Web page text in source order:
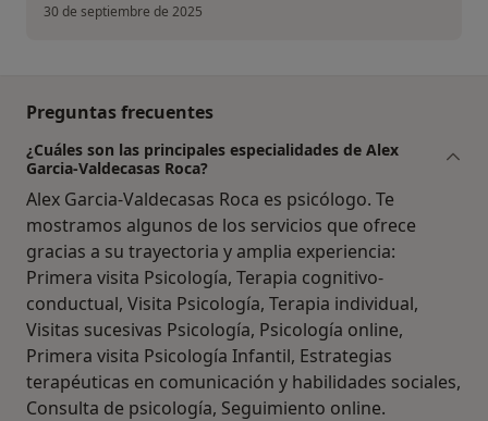
30 de septiembre de 2025
Preguntas frecuentes
¿Cuáles son las principales especialidades de Alex
Garcia-Valdecasas Roca?
Alex Garcia-Valdecasas Roca es psicólogo. Te
mostramos algunos de los servicios que ofrece
gracias a su trayectoria y amplia experiencia:
Primera visita Psicología, Terapia cognitivo-
conductual, Visita Psicología, Terapia individual,
Visitas sucesivas Psicología, Psicología online,
Primera visita Psicología Infantil, Estrategias
terapéuticas en comunicación y habilidades sociales,
Consulta de psicología, Seguimiento online.